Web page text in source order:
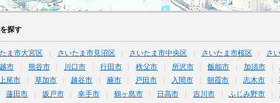
探す
ま市大宮区 さいたま市見沼区 さいたま市中央区 さいたま市桜区 さ
市 熊谷市 川口市 行田市 秩父市 所沢市 飯能市 加須市
上尾市 草加市 越谷市 蕨市 戸田市 入間市 朝霞市 志木市
蓮田市 坂戸市 幸手市 鶴ヶ島市 日高市 吉川市 ふじみ野市